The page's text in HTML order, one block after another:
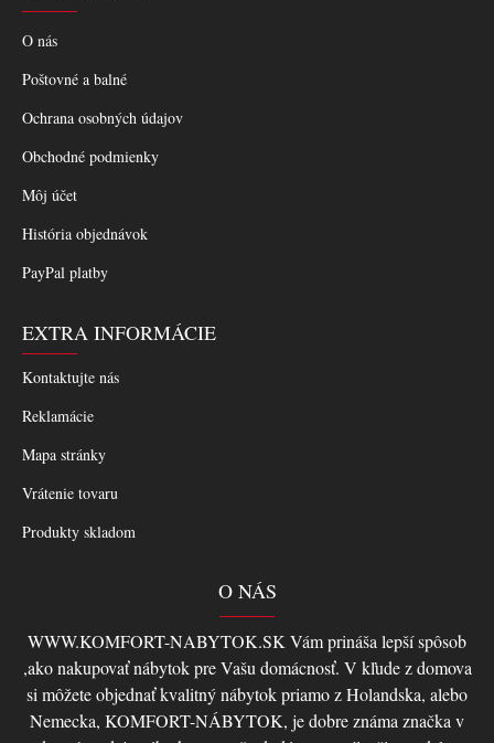
O nás
Poštovné a balné
Ochrana osobných údajov
Obchodné podmienky
Môj účet
História objednávok
PayPal platby
EXTRA INFORMÁCIE
Kontaktujte nás
Reklamácie
Mapa stránky
Vrátenie tovaru
Produkty skladom
O NÁS
WWW.KOMFORT-NABYTOK.SK Vám prináša lepší spôsob
,ako nakupovať nábytok pre Vašu domácnosť. V kľude z domova
si môžete objednať kvalitný nábytok priamo z Holandska, alebo
Nemecka, KOMFORT-NÁBYTOK, je dobre známa značka v